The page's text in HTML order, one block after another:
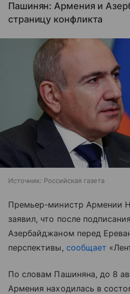
Пашинян: Армения и
страницу конфликта
Источник: Российская газета
Премьер-министр Армении
заявил, что после
Азербайджаном перед
перспективы, сообщает
По словам Пашиняна, до 8
Армения находилась в